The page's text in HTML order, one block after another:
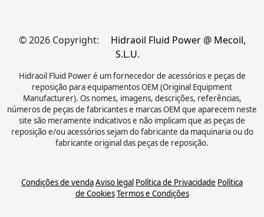
© 2026 Copyright:
Hidraoil Fluid Power @ Mecoil,
S.L.U.
Hidraoil Fluid Power é um fornecedor de acessórios e peças de
reposição para equipamentos OEM (Original Equipment
Manufacturer). Os nomes, imagens, descrições, referências,
números de peças de fabricantes e marcas OEM que aparecem neste
site são meramente indicativos e não implicam que as peças de
reposição e/ou acessórios sejam do fabricante da maquinaria ou do
fabricante original das peças de reposição.
Condições de vendaAviso legal Política de Privacidade Política
de CookiesTermos e Condições